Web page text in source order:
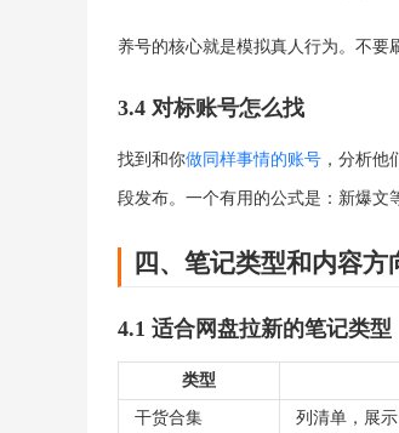
养号的核心就是模拟真人行为。不要
3.4 对标账号怎么找
找到和你做同样事情的账号 ，分析
段发布。一个有用的公式是：新爆文
四、笔记类型和内容方
4.1 适合网盘拉新的笔记类型
类型
干货合集 列清单，展